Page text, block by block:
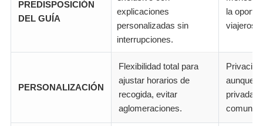
PREDISPOSICIÓN
DEL GUÍA
explicaciones
personalizadas sin
interrupciones.
la
viajeros.
PERSONALIZACIÓN
Flexibilidad total para
ajustar horarios de
recogida, evitar
aglomeraciones.
aunque